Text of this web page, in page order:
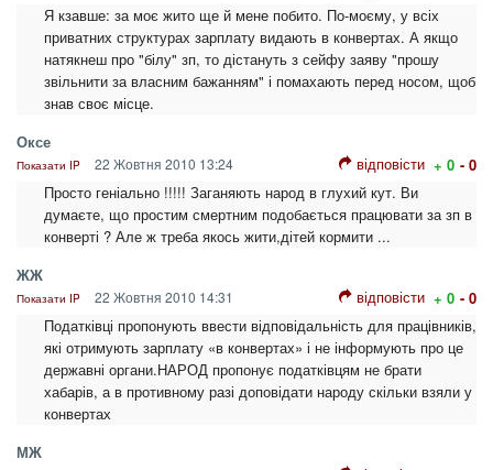
Я кзавше: за моє жито ще й мене побито. По-моєму, у всіх
приватних структурах зарплату видають в конвертах. А якщо
натякнеш про "білу" зп, то дістануть з сейфу заяву "прошу
звільнити за власним бажанням" і помахають перед носом, щоб
знав своє місце.
Оксе
Показати IP 22 Жовтня 2010 13:24 відповісти + 0 - 0
Просто геніально !!!!! Заганяють народ в глухий кут. Ви
думаєте, що простим смертним подобається працювати за зп в
конверті ? Але ж треба якось жити,дітей кормити ...
ЖЖ
Показати IP 22 Жовтня 2010 14:31 відповісти + 0 - 0
Податківці пропонують ввести відповідальність для працівників,
які отримують зарплату «в конвертах» і не інформують про це
державні органи.НАРОД пропонує податківцям не брати
хабарів, а в противному разі доповідати народу скільки взяли у
конвертах
МЖ